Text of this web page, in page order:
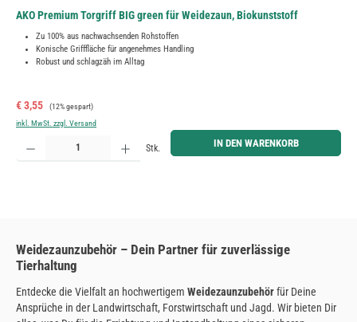
AKO Premium Torgriff BIG green für Weidezaun, Biokunststoff
Zu 100% aus nachwachsenden Rohstoffen
Konische Grifffläche für angenehmes Handling
Robust und schlagzäh im Alltag
Verkaufspreis:
€ 3,55 Regulärer Preis:
(12% gespart)
inkl. MwSt. zzgl. Versand
Produkt Anzahl: Gib den gewünschten Wert ein oder benutze die Schaltflächen um die Anzahl zu
Stk. IN DEN WARENKORB
Weidezaunzubehör – Dein Partner für zuverlässige
Tierhaltung
Entdecke die Vielfalt an hochwertigem Weidezaunzubehörfür Deine
Ansprüche in der Landwirtschaft, Forstwirtschaft und Jagd. Wir bieten Dir